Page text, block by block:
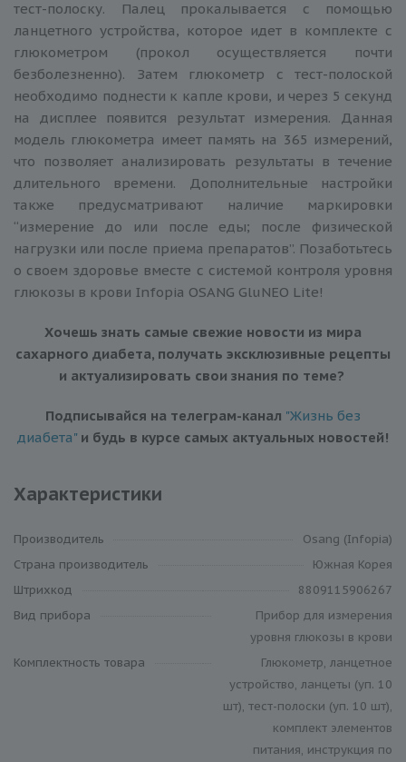
тест-полоску. Палец прокалывается с помощью
ланцетного устройства, которое идет в комплекте с
глюкометром (прокол осуществляется почти
безболезненно). Затем глюкометр с тест-полоской
необходимо поднести к капле крови, и через 5 секунд
на дисплее появится результат измерения. Данная
модель глюкометра имеет память на 365 измерений,
что позволяет анализировать результаты в течение
длительного времени. Дополнительные настройки
также предусматривают наличие маркировки
“измерение до или после еды; после физической
нагрузки или после приема препаратов”. Позаботьтесь
о своем здоровье вместе с системой контроля уровня
глюкозы в крови Infopia OSANG GluNEO Lite!
Хочешь знать самые свежие новости из мира
сахарного диабета, получать эксклюзивные рецепты
и актуализировать свои знания по теме?
Подписывайся на телеграм-канал "Жизнь без
диабета" и будь в курсе самых актуальных новостей!
Характеристики
Производитель
Osang (Infopia)
Cтрана производитель
Южная Корея
Штрихкод
8809115906267
Вид прибора
Прибор для измерения
уровня глюкозы в крови
Комплектность товара
Глюкометр, ланцетное
устройство, ланцеты (уп. 10
шт), тест-полоски (уп. 10 шт),
комплект элементов
питания, инструкция по